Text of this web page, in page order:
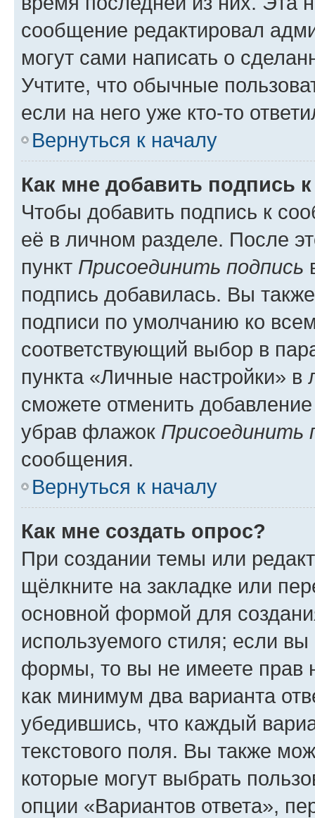
сообщение редактировал
могут сами написать о
Учтите, что обычные
если на него уже кто-то
Вернуться к началу
Как мне добавить подпись
Чтобы добавить подпись к
её в личном разделе. После
пункт Присоединить подпись
подпись добавилась. Вы
подписи по умолчанию ко
соответствующий выбор в
пункта «Личные настройки»
сможете отменить
убрав флажок Присоединить
сообщения.
Вернуться к началу
Как мне создать опрос?
При создании темы или
щёлкните на закладке или
основной формой для
используемого стиля; если
формы, то вы не имеете прав
как минимум два варианта
убедившись, что каждый
текстового поля. Вы также
которые могут выбрать
опции «Вариантов ответа»,